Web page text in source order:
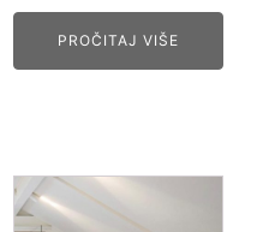
PROČITAJ VIŠE